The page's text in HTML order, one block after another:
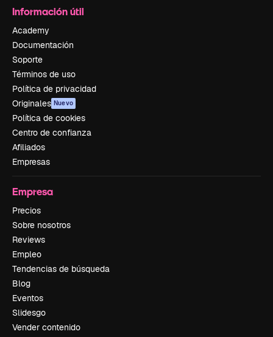
Información útil
Academy
Documentación
Soporte
Términos de uso
Política de privacidad
Originales Nuevo
Política de cookies
Centro de confianza
Afiliados
Empresas
Empresa
Precios
Sobre nosotros
Reviews
Empleo
Tendencias de búsqueda
Blog
Eventos
Slidesgo
Vender contenido